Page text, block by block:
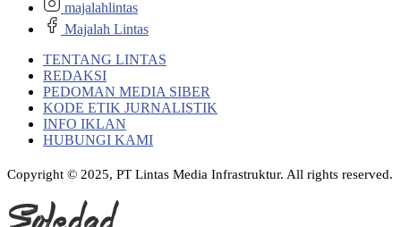
majalahlintas
Majalah Lintas
TENTANG LINTAS
REDAKSI
PEDOMAN MEDIA SIBER
KODE ETIK JURNALISTIK
INFO IKLAN
HUBUNGI KAMI
Copyright © 2025, PT Lintas Media Infrastruktur. All rights reserved.